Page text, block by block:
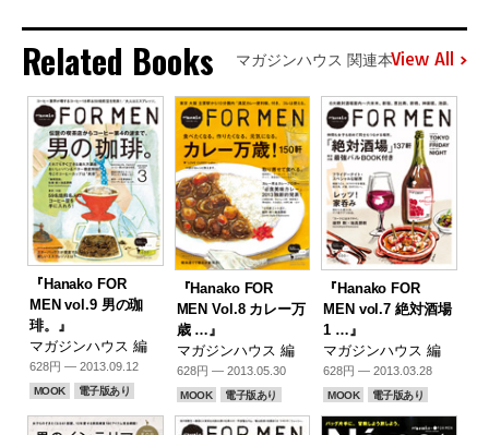
Related Books マガジンハウス 関連本View All
『Hanako FOR
MEN vol.9 男の珈
琲。』
マガジンハウス 編
628円 — 2013.09.12
MOOK 電子版あり
『Hanako FOR
MEN Vol.8 カレー万
歳 …』
マガジンハウス 編
628円 — 2013.05.30
MOOK 電子版あり
『Hanako FOR
MEN vol.7 絶対酒場
1 …』
マガジンハウス 編
628円 — 2013.03.28
MOOK 電子版あり